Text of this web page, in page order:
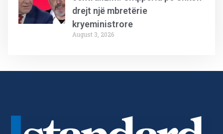
drejt një mbretërie
kryeministrore
August 3, 2026